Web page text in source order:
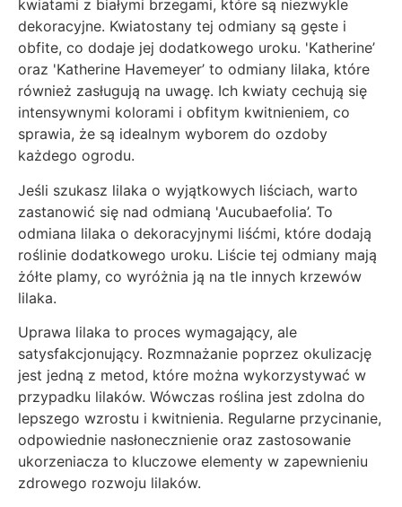
kwiatami z białymi brzegami, które są niezwykle
dekoracyjne. Kwiatostany tej odmiany są gęste i
obfite, co dodaje jej dodatkowego uroku. 'Katherine’
oraz 'Katherine Havemeyer’ to odmiany lilaka, które
również zasługują na uwagę. Ich kwiaty cechują się
intensywnymi kolorami i obfitym kwitnieniem, co
sprawia, że są idealnym wyborem do ozdoby
każdego ogrodu.
Jeśli szukasz lilaka o wyjątkowych liściach, warto
zastanowić się nad odmianą 'Aucubaefolia’. To
odmiana lilaka o dekoracyjnymi liśćmi, które dodają
roślinie dodatkowego uroku. Liście tej odmiany mają
żółte plamy, co wyróżnia ją na tle innych krzewów
lilaka.
Uprawa lilaka to proces wymagający, ale
satysfakcjonujący. Rozmnażanie poprzez okulizację
jest jedną z metod, które można wykorzystywać w
przypadku lilaków. Wówczas roślina jest zdolna do
lepszego wzrostu i kwitnienia. Regularne przycinanie,
odpowiednie nasłonecznienie oraz zastosowanie
ukorzeniacza to kluczowe elementy w zapewnieniu
zdrowego rozwoju lilaków.